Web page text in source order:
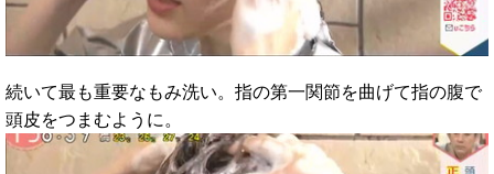
続いて最も重要なもみ洗い。指の第一関節を曲げて指の腹で
頭皮をつまむように。